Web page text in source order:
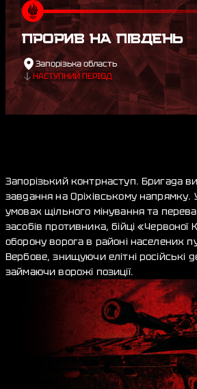
ПРОРИВ НА ПІВДЕНЬ
Запорізька область
НАСТУПНИЙ ПЕРІОД
Запорізький контрнаступ. Бригада
завдання на Оріхівському напрямку.
умовах щільного мінування та
засобів противника, бійці
оборону ворога в районі населених
Вербове, знищуючи елітні російські
займаючи ворожі позиції.